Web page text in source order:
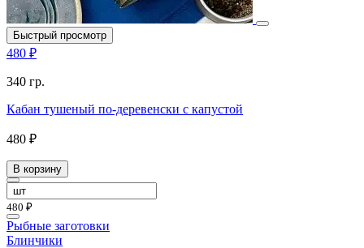
Быстрый просмотр
480 ₽
340 гр.
Кабан тушеный по-деревенски с капустой
480 ₽
В корзину
480 ₽
Рыбные заготовки
Блинчики